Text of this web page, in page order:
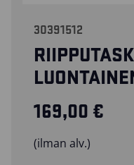
30391512
169,00 €
(ilman alv.)